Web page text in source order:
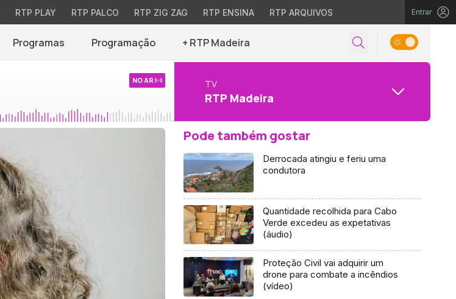
RTP PLAY RTP PALCO RTP ZIG ZAG RTP ENSINA RTP ARQUIVOS Entrar
Programas Programação + RTP Madeira
NO AR TV
RTP Madeira
Pode também gostar
Derrocada atingiu e feriu uma
condutora
Quantidade recolhida para Cabo
Verde excedeu as expetativas
(áudio)
Proteção Civil vai adquirir um
drone para combate a incêndios
(vídeo)